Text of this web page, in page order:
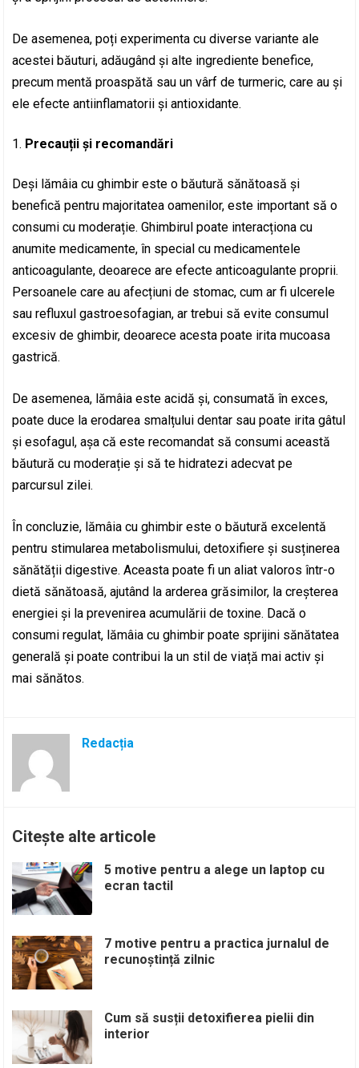
De asemenea, poți experimenta cu diverse variante ale
acestei băuturi, adăugând și alte ingrediente benefice,
precum mentă proaspătă sau un vârf de turmeric, care au și
ele efecte antiinflamatorii și antioxidante.
Precauții și recomandări
Deși lămâia cu ghimbir este o băutură sănătoasă și
benefică pentru majoritatea oamenilor, este important să o
consumi cu moderație. Ghimbirul poate interacționa cu
anumite medicamente, în special cu medicamentele
anticoagulante, deoarece are efecte anticoagulante proprii.
Persoanele care au afecțiuni de stomac, cum ar fi ulcerele
sau refluxul gastroesofagian, ar trebui să evite consumul
excesiv de ghimbir, deoarece acesta poate irita mucoasa
gastrică.
De asemenea, lămâia este acidă și, consumată în exces,
poate duce la erodarea smalțului dentar sau poate irita gâtul
și esofagul, așa că este recomandat să consumi această
băutură cu moderație și să te hidratezi adecvat pe
parcursul zilei.
În concluzie, lămâia cu ghimbir este o băutură excelentă
pentru stimularea metabolismului, detoxifiere și susținerea
sănătății digestive. Aceasta poate fi un aliat valoros într-o
dietă sănătoasă, ajutând la arderea grăsimilor, la creșterea
energiei și la prevenirea acumulării de toxine. Dacă o
consumi regulat, lămâia cu ghimbir poate sprijini sănătatea
generală și poate contribui la un stil de viață mai activ și
mai sănătos.
Redacția
Citește alte articole
5 motive pentru a alege un laptop cu
ecran tactil
7 motive pentru a practica jurnalul de
recunoștință zilnic
Cum să susții detoxifierea pielii din
interior